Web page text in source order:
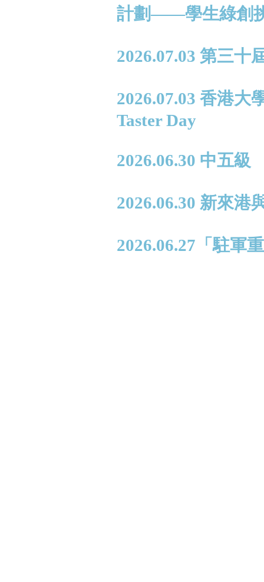
計劃——學生綠創
2026.07.03 第三十
2026.07.03 香港
Taster Day
2026.06.30 中五級
2026.06.30 新來港
2026.06.27「駐軍